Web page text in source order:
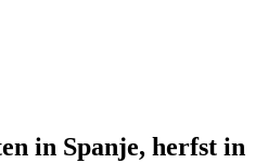
in Spanje, herfst in